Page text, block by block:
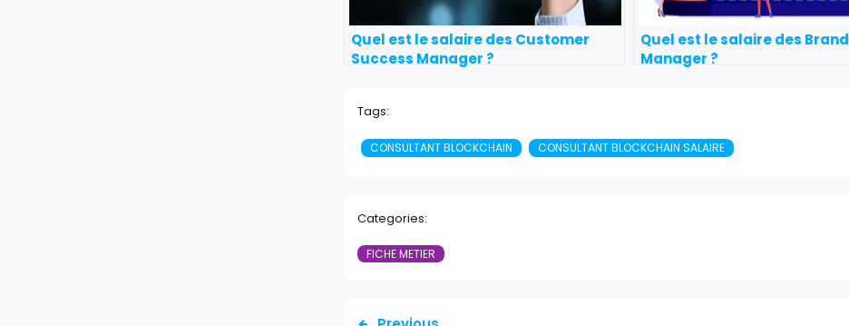
Quel est le salaire des Customer
Success Manager ?
Quel est le salaire des Brand
Manager ?
Tags:
CONSULTANT BLOCKCHAIN CONSULTANT BLOCKCHAIN SALAIRE
Categories:
FICHE METIER